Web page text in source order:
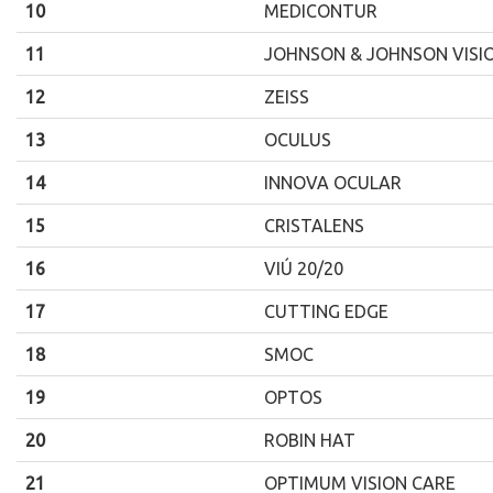
10 MEDICONTUR
11 JOHNSON & JOHNSON
12 ZEISS
13 OCULUS
14 INNOVA OCULAR
15 CRISTALENS
16 VIÚ 20/20
17 CUTTING EDGE
18 SMOC
19 OPTOS
20 ROBIN HAT
21 OPTIMUM VISION CARE